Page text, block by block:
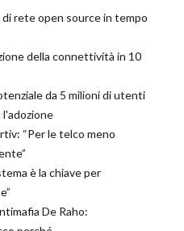
rete open source in tempo
della connettività in 10
da 5 milioni di utenti
l'adozione
“Per le telco meno
è la chiave per
De Raho: